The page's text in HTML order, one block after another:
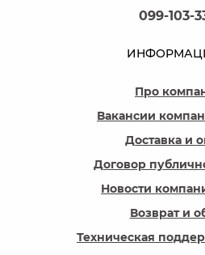
099-103-
Про
Вакансии
Доставка и
Договор
Новости
Возврат и
Техническая